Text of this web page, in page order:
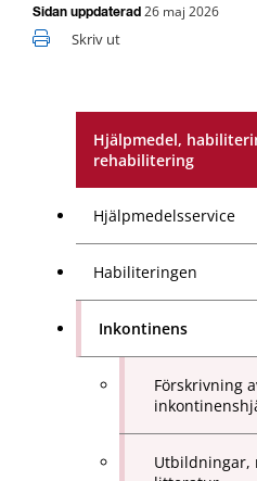
Hjälpmedel,
rehabilitering
Hjälpmedelsservice
Habiliteringen
Inkontinens
Förskrivning
Utbildningar,
Sidan uppdaterad 26 maj 2026
Skriv ut